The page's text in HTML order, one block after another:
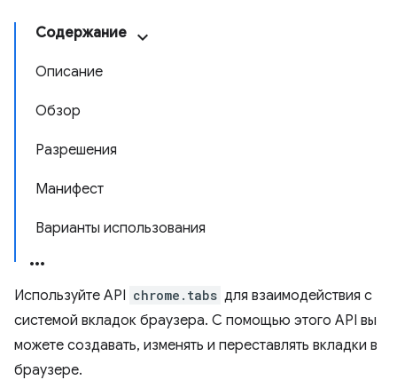
Содержание
Описание
Обзор
Разрешения
Манифест
Варианты использования
Используйте API chrome.tabs для взаимодействия с
системой вкладок браузера. С помощью этого API вы
можете создавать, изменять и переставлять вкладки в
браузере.